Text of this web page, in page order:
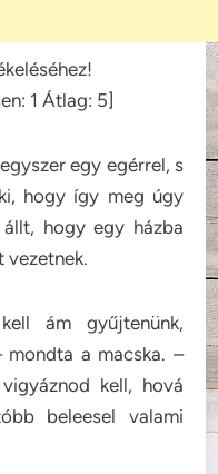
1 Átlag: 5]
egy egérrel, s
hogy így meg úgy
hogy egy házba
vezetnek.
ám gyűjtenünk,
mondta a macska. –
kell, hová
beleesel valami